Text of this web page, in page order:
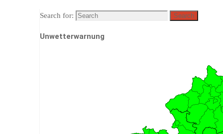
Search for: Search
Unwetterwarnung